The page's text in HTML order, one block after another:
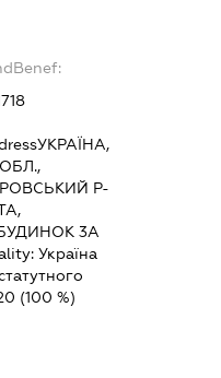
УКРАЇНА,
Р-
3А
Україна
(100 %)